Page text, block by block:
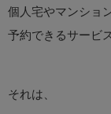
個人宅やマンショ
予約できるサービ
それは、